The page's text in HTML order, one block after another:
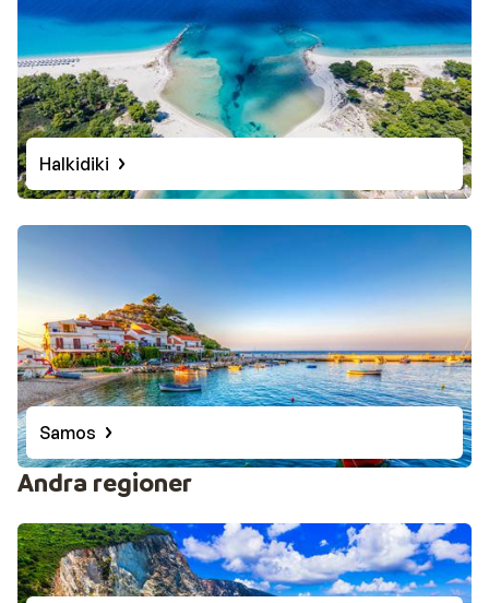
Halkidiki
Samos
Andra regioner